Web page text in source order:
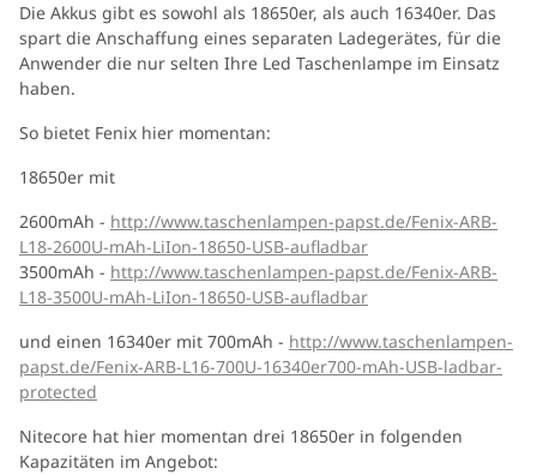
Die Akkus gibt es sowohl als 18650er, als auch 16340er. Das
spart die Anschaffung eines separaten Ladegerätes, für die
Anwender die nur selten Ihre Led Taschenlampe im Einsatz
haben.
So bietet Fenix hier momentan:
18650er mit
2600mAh - http://www.taschenlampen-papst.de/Fenix-ARB-
L18-2600U-mAh-LiIon-18650-USB-aufladbar
3500mAh - http://www.taschenlampen-papst.de/Fenix-ARB-
L18-3500U-mAh-LiIon-18650-USB-aufladbar
und einen 16340er mit 700mAh - http://www.taschenlampen-
papst.de/Fenix-ARB-L16-700U-16340er700-mAh-USB-ladbar-
protected
Nitecore hat hier momentan drei 18650er in folgenden
Kapazitäten im Angebot: